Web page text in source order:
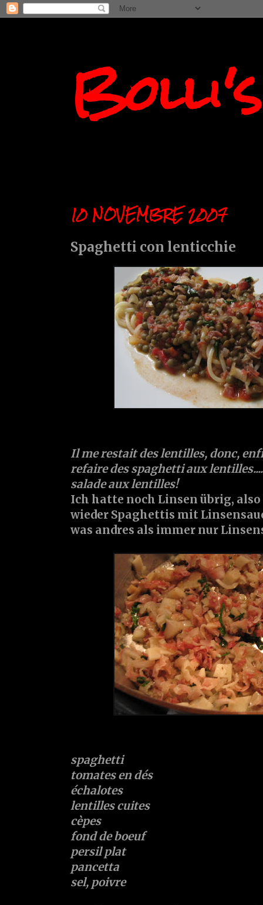
10 NOVEMBRE 2007
Spaghetti con lenticchie
Il me restait des lentilles, donc,
refaire des spaghetti aux
salade aux lentilles!
Ich hatte noch Linsen übrig,
wieder Spaghettis mit
was andres als immer nur
spaghetti
tomates en dés
échalotes
lentilles cuites
cèpes
fond de boeuf
persil plat
pancetta
sel, poivre